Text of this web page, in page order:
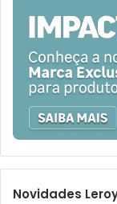
Novidades